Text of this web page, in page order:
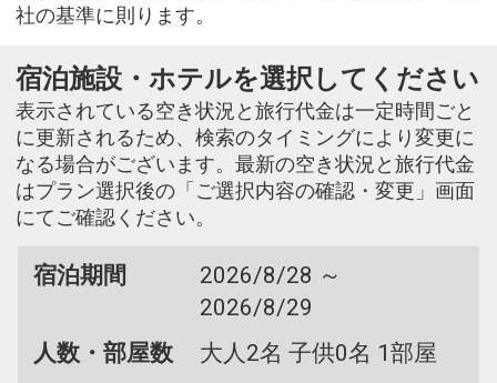
社の基準に則ります。
宿泊施設・ホテルを選択してください
表示されている空き状況と旅行代金は一定時間ごと
に更新されるため、検索のタイミングにより変更に
なる場合がございます。最新の空き状況と旅行代金
はプラン選択後の「ご選択内容の確認・変更」画面
にてご確認ください。
宿泊期間
2026/8/28 ～
2026/8/29
人数・部屋数
大人2名 子供0名 1部屋